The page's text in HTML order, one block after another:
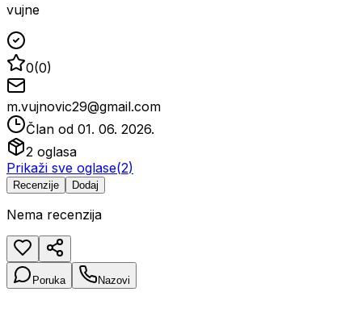
vujne
0(0)
m.vujnovic29@gmail.com
Član od 01. 06. 2026.
2 oglasa
Prikaži sve oglase(2)
Recenzije Dodaj
Nema recenzija
Poruka Nazovi